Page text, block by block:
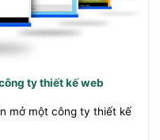
ty thiết kế web
mở một công ty thiết kế